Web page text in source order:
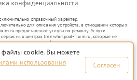
конфиденциальности
справочный характер.
для описания устройств, в отношении которых
предоставляют услуги по ремонту. Услуги
центрах tmn.whirlpool-fixim.ru, которые не
знаков или их официальными представителями.
уже введенных в гражданский оборот в соответствии
преследует цели индивидуализации услуг или введения
для информирования о предоставляемых услугах по
не является публичной офертой, определяемой
файлы cookie. Вы можете
использования
Согласен